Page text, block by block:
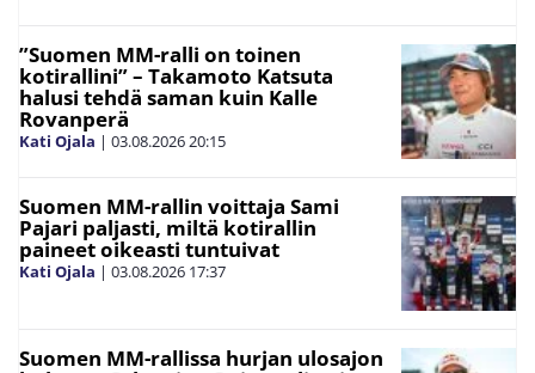
”Suomen MM-ralli on toinen
kotirallini” – Takamoto Katsuta
halusi tehdä saman kuin Kalle
Rovanperä
Kati Ojala | 03.08.202620:15
Suomen MM-rallin voittaja Sami
Pajari paljasti, miltä kotirallin
paineet oikeasti tuntuivat
Kati Ojala | 03.08.2026 17:37
Suomen MM-rallissa hurjan ulosajon